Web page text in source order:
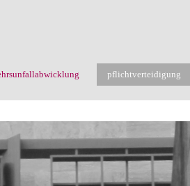
pflichtverteidigung